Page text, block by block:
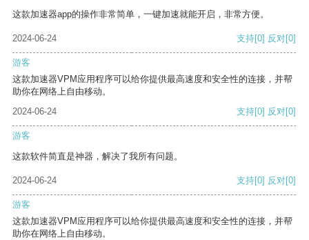
这款加速器app的操作非常简单，一键加速就能开启，非常方便。
2024-06-24 支持[0] 反对[0]
游客
这款加速器VPM应用程序可以给你提供最高速度和安全性的连接，并帮
助你在网络上自由移动。
2024-06-24
支持[0] 反对[0]
游客
这款软件简直是神器，解决了我所有问题。
2024-06-24 支持[0] 反对[0]
游客
这款加速器VPM应用程序可以给你提供最高速度和安全性的连接，并帮
助你在网络上自由移动。